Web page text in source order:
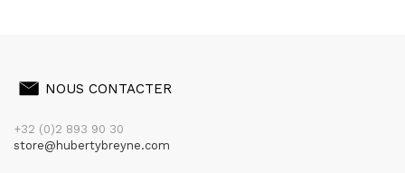
NOUS CONTACTER
+32 (0)2 893 90 30
store@hubertybreyne.com